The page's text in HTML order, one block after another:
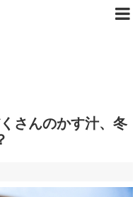
さんのかす汁、冬